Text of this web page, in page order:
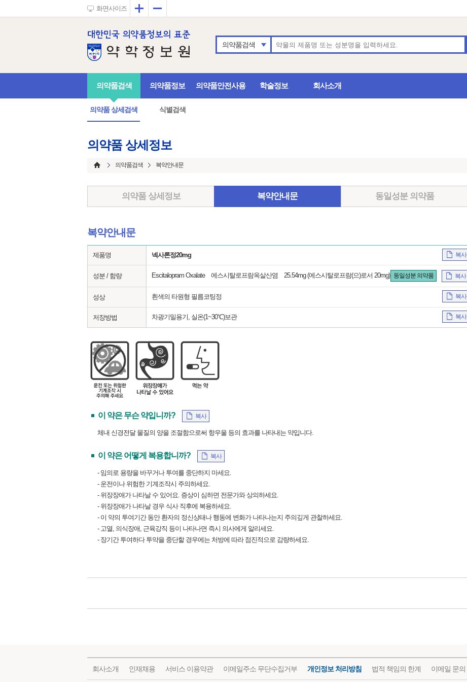
화면사이즈 확대
의약품검색
의약품검색
의약품 상세검색 식별검색
의약품정보 의약품안전사용 학술정보 회사소개
의약품 상세정보
의약품검색 복약안내문
의약품 상세정보 복약안내문 동일성분 의약품
복약안내문
제품명 넥사론정20mg 복사
성분 / 함량 복사
동일성분 의약품
Escitalopram Oxalate 에스시탈로프람옥살산염 25.54mg (에스시탈로프람(으)로서 20mg)
성상 흰색의 타원형 필름코팅정 복사
저장방법 차광기밀용기, 실온(1~30℃)보관 복사
이 약은 무슨 약입니까? 복사
체내 신경전달 물질의 양을 조절함으로써 항우울 등의 효과를 나타내는 약입니다.
이 약은 어떻게 복용합니까? 복사
- 임의로 용량을 바꾸거나 투여를 중단하지 마세요.
- 운전이나 위험한 기계조작시 주의하세요.
- 위장장애가 나타날 수 있어요. 증상이 심하면 전문가와 상의하세요.
- 위장장애가 나타날 경우 식사 직후에 복용하세요.
- 이 약의 투여기간 동안 환자의 정신상태나 행동에 변화가 나타나는지 주의깊게 관찰하세요.
- 고열, 의식장애, 근육강직 등이 나타나면 즉시 의사에게 알리세요.
- 장기간 투여하다 투약을 중단할 경우에는 처방에 따라 점진적으로 감량하세요.
회사소개 인재채용 서비스 이용약관 이메일주소 무단수집거부 개인정보 처리방침 법적 책임의 한계 이메일 문의